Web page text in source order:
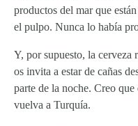
productos del mar que
el pulpo. Nunca lo había
Y, por supuesto, la cerveza
os invita a estar de cañas
parte de la noche. Creo
vuelva a Turquía.